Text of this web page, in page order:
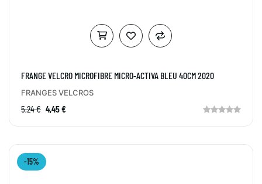
FRANGE VELCRO MICROFIBRE MICRO-ACTIVA BLEU 40CM 2020
FRANGES VELCROS
5,24 € 4,45 €
-15%